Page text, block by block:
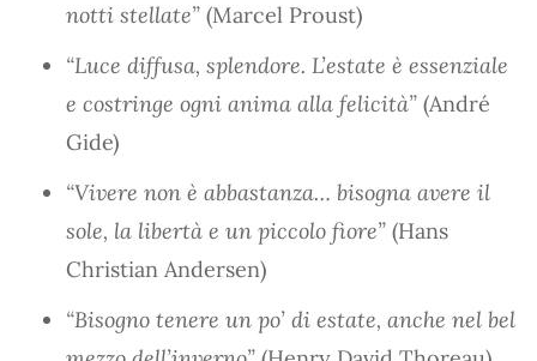
notti stellate” (Marcel Proust)
“Luce diffusa, splendore. L’estate è essenziale
e costringe ogni anima alla felicità” (André
Gide)
“Vivere non è abbastanza… bisogna avere il
sole, la libertà e un piccolo fiore” (Hans
Christian Andersen)
“Bisogno tenere un po’ di estate, anche nel bel